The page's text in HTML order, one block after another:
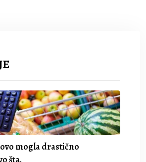
mogla drastično
šta.